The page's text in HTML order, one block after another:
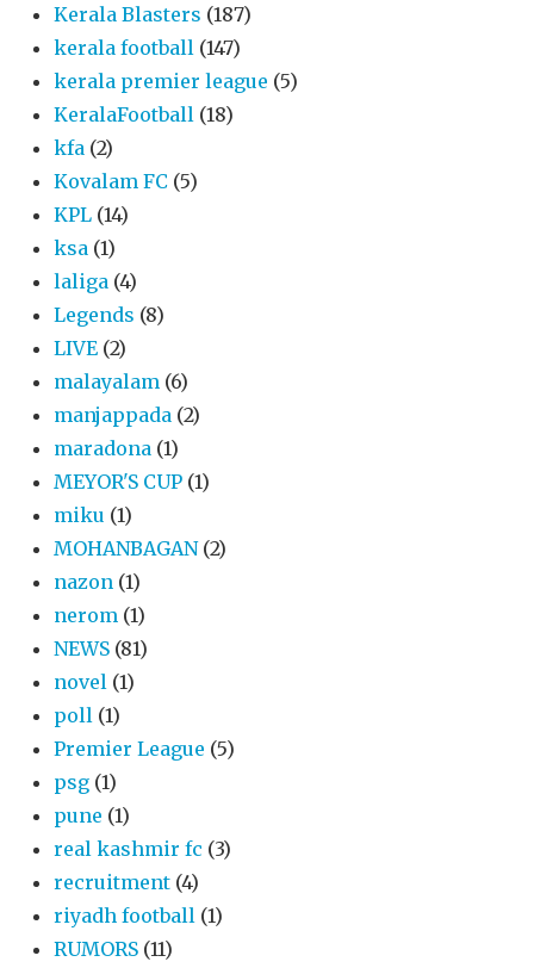
Kerala Blasters (187)
kerala football (147)
kerala premier league (5)
KeralaFootball (18)
kfa (2)
Kovalam FC (5)
KPL (14)
ksa (1)
laliga (4)
Legends (8)
LIVE (2)
malayalam (6)
manjappada (2)
maradona (1)
MEYOR'S CUP (1)
miku (1)
MOHANBAGAN (2)
nazon (1)
nerom (1)
NEWS (81)
novel (1)
poll (1)
Premier League (5)
psg (1)
pune (1)
real kashmir fc (3)
recruitment (4)
riyadh football (1)
RUMORS (11)